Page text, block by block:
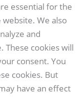
essential for the
We also
and
These cookies will
consent. You
cookies. But
have an effect